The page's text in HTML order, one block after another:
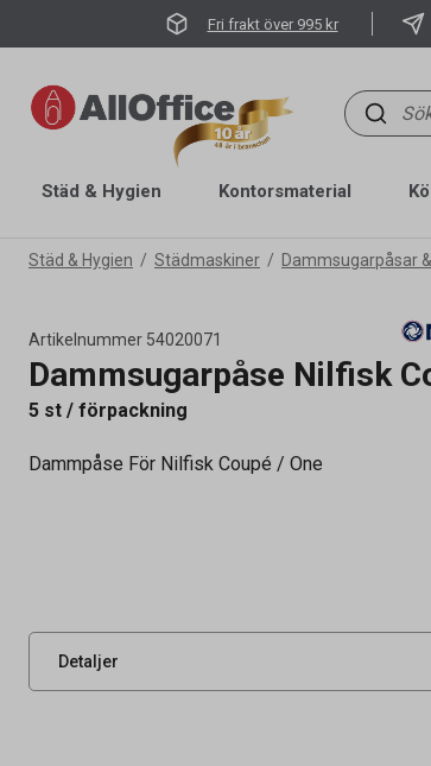
Fri frakt över 995 kr
Städ & Hygien Kontorsmaterial
Städ & Hygien Städmaskiner Dammsugarpåsar
Artikelnummer 54020071
Dammsugarpåse Nilfisk
5 st / förpackning
Dammpåse För Nilfisk Coupé / One
Detaljer
Artikelnummer
UNSPSC